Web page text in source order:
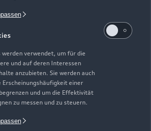
werden verwendet, um für die
und auf deren Interessen
anzubieten. Sie werden auch
Erscheinungshäufigkeit einer
und um die Effektivität
zu messen und zu steuern.
gruppe.de